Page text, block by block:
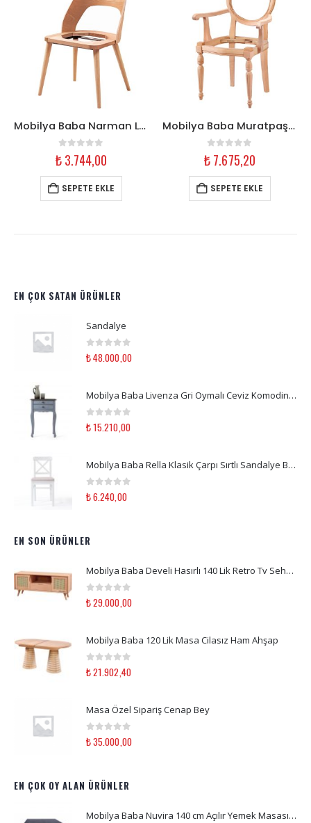
Mobilya Baba Narman Lexa Sandalye Cilasız Ham Ahşap
out of 5
₺3.744,00
SEPETE EKLE
Mobilya Baba Muratpaşa Kollu Sandalye Cilasız Ham Ahşap
out of 5
₺7.675,20
SEPETE EKLE
EN ÇOK SATAN ÜRÜNLER
Sandalye
0 out of 5
₺48.000,00
Mobilya Baba Livenza Gri Oymalı Ceviz Komodin Ahşap | Yatak Odası Komodin
0 out of 5
₺15.210,00
Mobilya Baba Rella Klasik Çarpı Sırtlı Sandalye Beyaz Ahşap
0 out of 5
₺6.240,00
EN SON ÜRÜNLER
Mobilya Baba Develi Hasırlı 140 Lik Retro Tv Sehpası Beyaz Lake -Erdem özel sipariş
0 out of 5
₺29.000,00
Mobilya Baba 120 Lik Masa Cilasız Ham Ahşap
0 out of 5
₺21.902,40
Masa Özel Sipariş Cenap Bey
0 out of 5
₺35.000,00
EN ÇOK OY ALAN ÜRÜNLER
Mobilya Baba Nuvira 140 cm Açılır Yemek Masası Beyaz Eskitme & Ceviz Ahşap Mutfak Masası